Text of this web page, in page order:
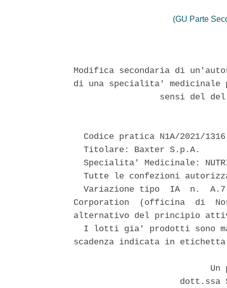
(GU Parte
Modifica secondaria di
di una specialita' medicinale
sensi del
Codice pratica N1A/2021/
  Titolare: Baxter S.p.A.
Specialita' Medicinale:
Tutte le confezioni
Variazione tipo  IA  n.
Corporation  (officina  di
alternativo del principio
I lotti gia' prodotti sono
scadenza indicata in
Un